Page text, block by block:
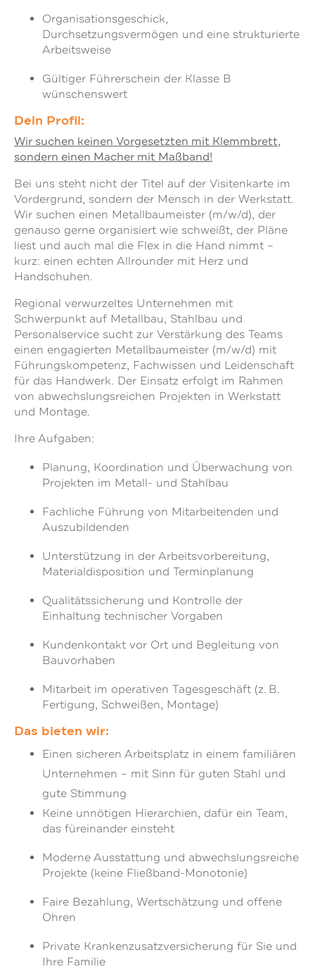
Organisationsgeschick,
Durchsetzungsvermögen und eine strukturierte
Arbeitsweise
Gültiger Führerschein der Klasse B
wünschenswert
Dein Profil:
Wir suchen keinen Vorgesetzten mit Klemmbrett,
sondern einen Macher mit Maßband!
Bei uns steht nicht der Titel auf der Visitenkarte im
Vordergrund, sondern der Mensch in der Werkstatt.
Wir suchen einen Metallbaumeister (m/w/d), der
genauso gerne organisiert wie schweißt, der Pläne
liest und auch mal die Flex in die Hand nimmt –
kurz: einen echten Allrounder mit Herz und
Handschuhen.
Regional verwurzeltes Unternehmen mit
Schwerpunkt auf Metallbau, Stahlbau und
Personalservice sucht zur Verstärkung des Teams
einen engagierten Metallbaumeister (m/w/d) mit
Führungskompetenz, Fachwissen und Leidenschaft
für das Handwerk. Der Einsatz erfolgt im Rahmen
von abwechslungsreichen Projekten in Werkstatt
und Montage.
Ihre Aufgaben:
Planung, Koordination und Überwachung von
Projekten im Metall- und Stahlbau
Fachliche Führung von Mitarbeitenden und
Auszubildenden
Unterstützung in der Arbeitsvorbereitung,
Materialdisposition und Terminplanung
Qualitätssicherung und Kontrolle der
Einhaltung technischer Vorgaben
Kundenkontakt vor Ort und Begleitung von
Bauvorhaben
Mitarbeit im operativen Tagesgeschäft (z. B.
Fertigung, Schweißen, Montage)
Das bieten wir:
Einen sicheren Arbeitsplatz in einem familiären
Unternehmen – mit Sinn für guten Stahl und
gute Stimmung
Keine unnötigen Hierarchien, dafür ein Team,
das füreinander einsteht
Moderne Ausstattung und abwechslungsreiche
Projekte (keine Fließband-Monotonie)
Faire Bezahlung, Wertschätzung und offene
Ohren
Private Krankenzusatzversicherung für Sie und
Ihre Familie